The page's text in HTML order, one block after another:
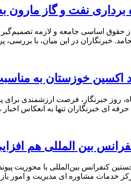
نفت و گاز مارون
حقوق اساسی جامعه و لازمه
خبرنگاران در این میان، با
اکسین خوزستان به
روز خبرنگار، فرصت ارزشمندی
ای خبرنگاران تنها به انعکاس
بین المللی هم
خدمات مشاوره ای مدیریت و امور